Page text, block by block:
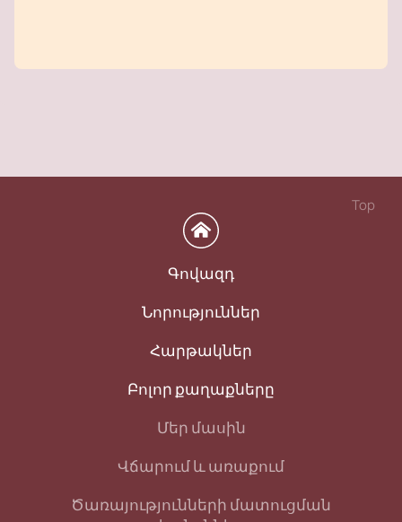
Top
Գովազդ
Նորություններ
Հարթակներ
Բոլոր քաղաքները
Մեր մասին
Վճարում և առաքում
Ծառայությունների մատուցման